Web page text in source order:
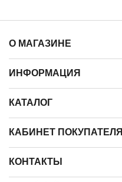
О МАГАЗИНЕ
ИНФОРМАЦИЯ
КАТАЛОГ
КАБИНЕТ ПОКУПАТЕЛЯ
КОНТАКТЫ